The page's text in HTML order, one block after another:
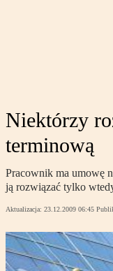
Niektórzy
terminową
Pracownik ma umowę
ją rozwiązać tylko
Aktualizacja: 23.12.2009 06:45